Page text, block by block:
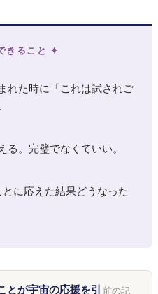
きること ✦
れた時に「これは試されご
る。完璧でなくていい。
に応えた結果どうなった
が宇宙の応援を引 前の記